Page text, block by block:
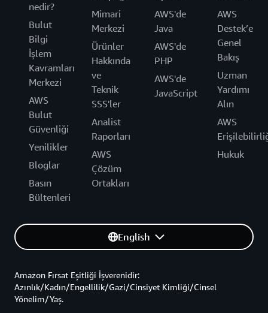
nedir?
Bulut
Bilgi
İşlem
Kavramları
Merkezi
AWS
Bulut
Güvenliği
Yenilikler
Bloglar
Basın
Bültenleri
Mimari
Merkezi
Ürünler
Hakkında
ve
Teknik
SSS'ler
Analist
Raporları
AWS
Çözüm
Ortakları
AWS'de
Java
AWS'de
PHP
AWS'de
JavaScript
AWS
Destek’e
Genel
Bakış
Uzman
Yardımı
Alın
AWS
Hukuk
English
Amazon Fırsat Eşitliği İşverenidir:
Azınlık/Kadın/Engellilik/Gazi/Cinsiyet Kimliği/Cinsel
Yönelim/Yaş.